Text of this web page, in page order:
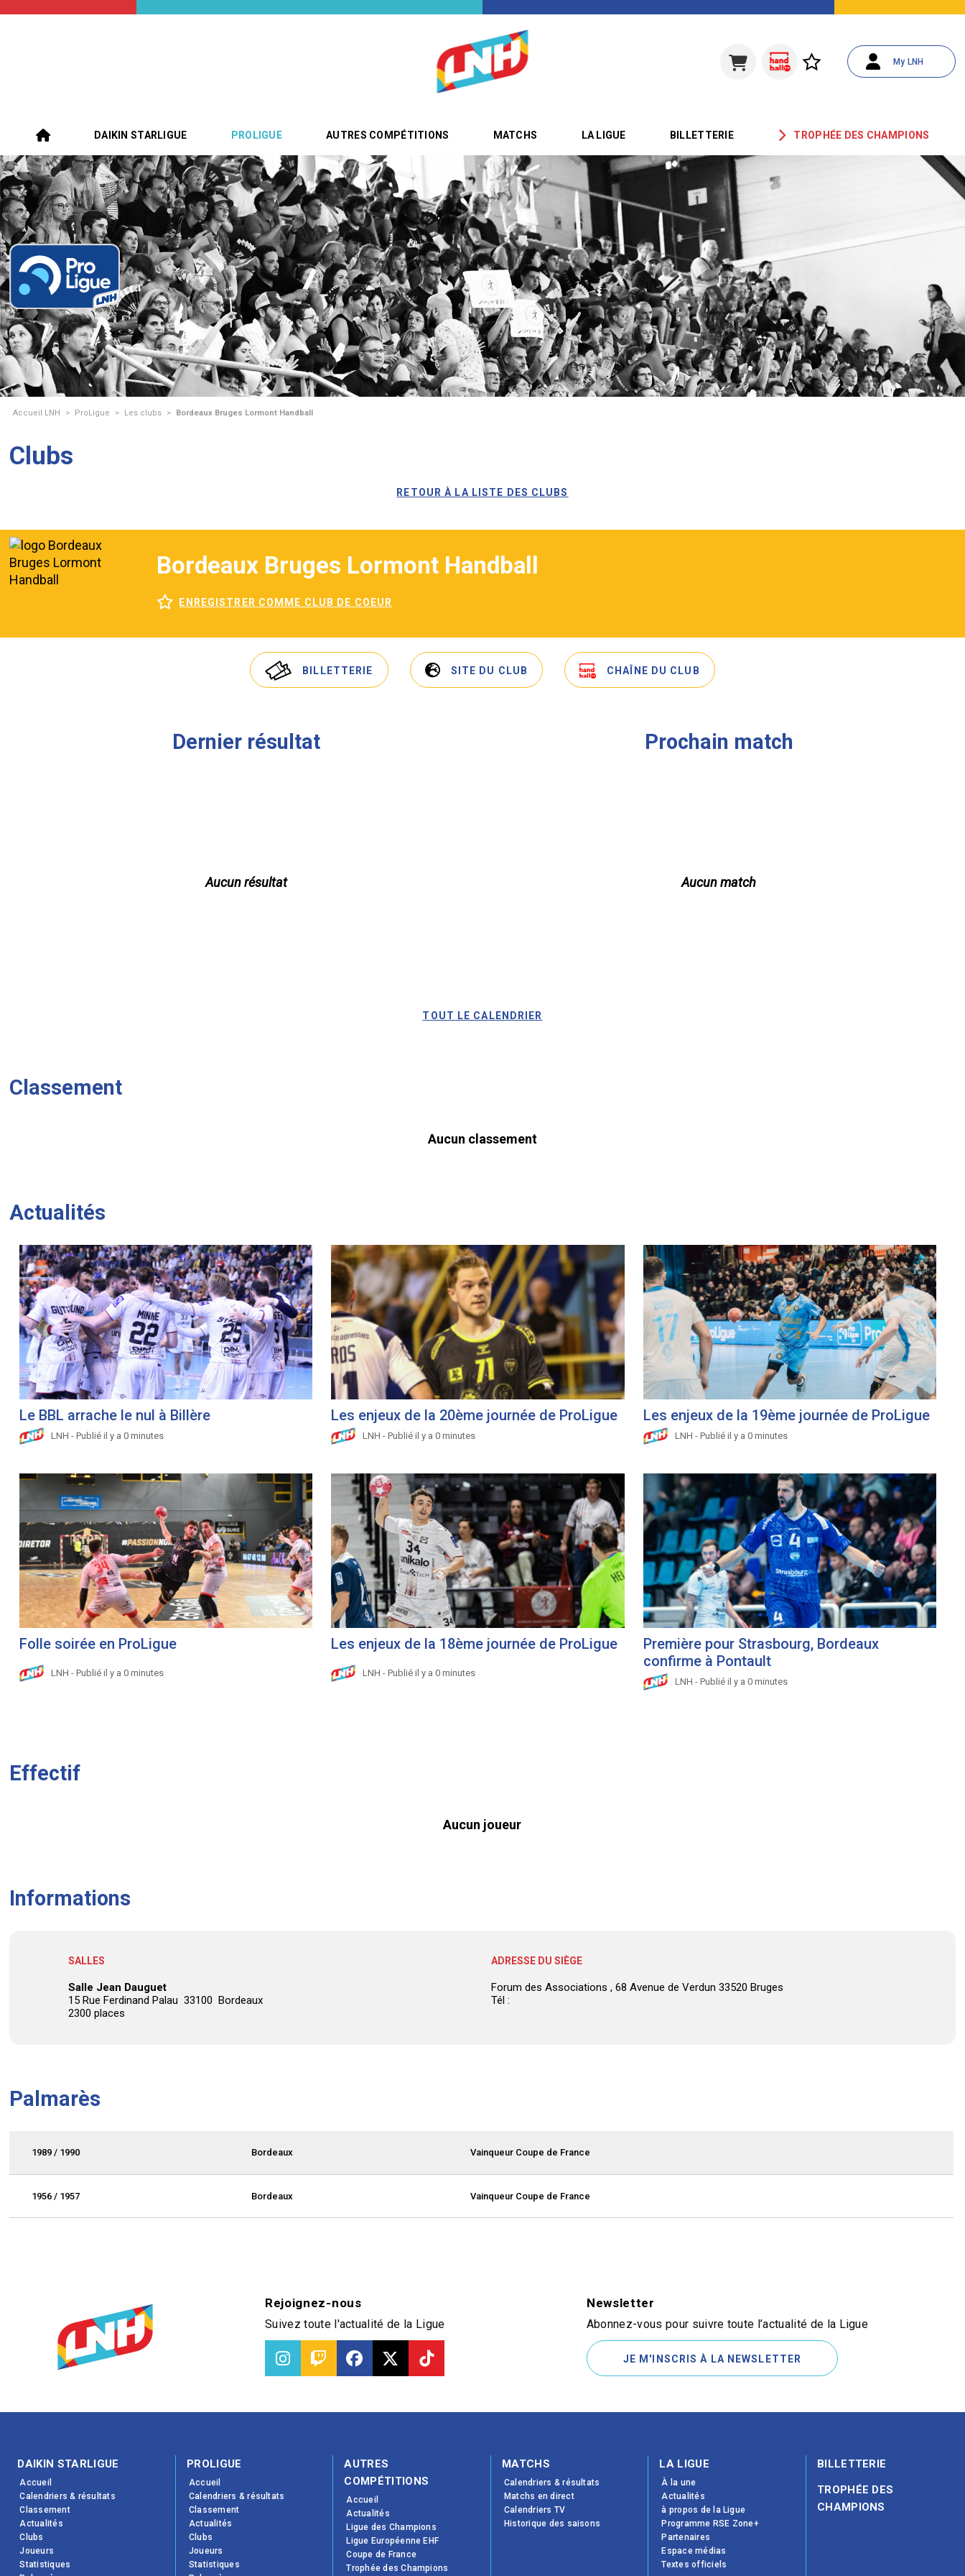
My LNH
DAIKIN STARLIGUE PROLIGUE AUTRES COMPÉTITIONS MATCHS LA LIGUE BILLETTERIE TROPHÉE DES CHAMPIONS
Accueil LNH > ProLigue > Les clubs > Bordeaux Bruges Lormont Handball
Clubs
RETOUR À LA LISTE DES CLUBS
Bordeaux Bruges Lormont Handball
ENREGISTRER COMME CLUB DE COEUR
BILLETTERIE SITE DU CLUB CHAÎNE DU CLUB
Dernier résultat
Aucun résultat
Prochain match
Aucun match
TOUT LE CALENDRIER
Classement
Aucun classement
Actualités
Le BBL arrache le nul à Billère
LNH - Publié il y a 0 minutes
Les enjeux de la 20ème journée de ProLigue
LNH - Publié il y a 0 minutes
Les enjeux de la 19ème journée de ProLigue
LNH - Publié il y a 0 minutes
Folle soirée en ProLigue
LNH - Publié il y a 0 minutes
Les enjeux de la 18ème journée de ProLigue
LNH - Publié il y a 0 minutes
Première pour Strasbourg, Bordeaux
confirme à Pontault
LNH - Publié il y a 0 minutes
Effectif
Aucun joueur
Informations
SALLES
Salle Jean Dauguet
15 Rue Ferdinand Palau 33100 Bordeaux
2300 places
ADRESSE DU SIÈGE
Forum des Associations , 68 Avenue de Verdun 33520 Bruges
Tél :
Palmarès
1989 / 1990 Bordeaux Vainqueur Coupe de France
1956 / 1957 Bordeaux Vainqueur Coupe de France
Rejoignez-nous
Suivez toute l'actualité de la Ligue
Newsletter
Abonnez-vous pour suivre toute l’actualité de la Ligue
JE M'INSCRIS À LA NEWSLETTER
DAIKIN STARLIGUE
Accueil
Calendriers & résultats
Classement
Actualités
Clubs
Joueurs
Statistiques
PROLIGUE
Accueil
Calendriers & résultats
Classement
Actualités
Clubs
Joueurs
Statistiques
AUTRES
COMPÉTITIONS
Accueil
Actualités
Ligue des Champions
Ligue Européenne EHF
Coupe de France
Trophée des Champions
MATCHS
Calendriers & résultats
Matchs en direct
Calendriers TV
Historique des saisons
LA LIGUE
À la une
Actualités
à propos de la Ligue
Programme RSE Zone+
Partenaires
Espace médias
Textes officiels
BILLETTERIE
TROPHÉE DES
CHAMPIONS